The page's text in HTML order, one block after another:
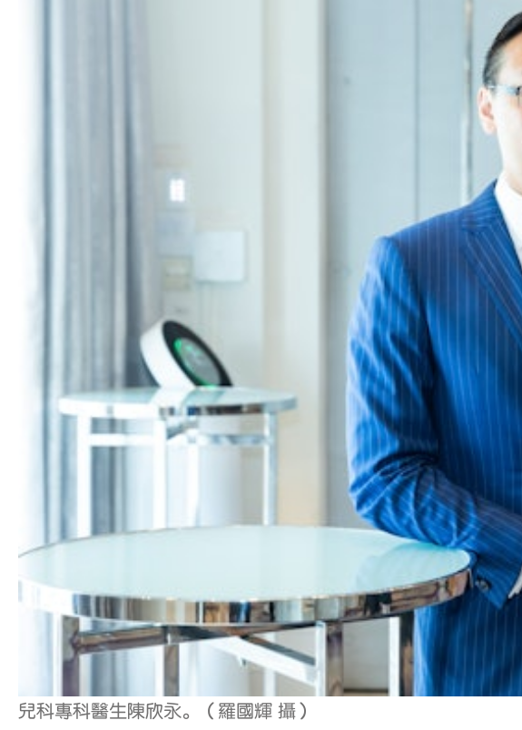
兒科專科醫生陳欣永。（羅國輝 攝）